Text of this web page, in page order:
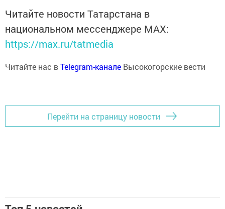
Читайте новости Татарстана в
национальном мессенджере MАХ:
https://max.ru/tatmedia
Читайте нас вTelegram-канале Высокогорские вести
Перейти на страницу новости